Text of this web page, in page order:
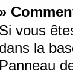
»
Si vous
dans la
Panneau